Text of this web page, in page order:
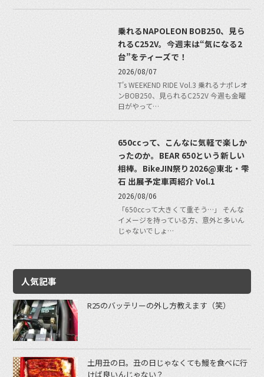
乗れるNAPOLEON BOB250、見ら
れるC252V。今週末は“気になる2
台”をティーズで！
2026/08/07
T's WEEKEND RIDE Vol.3 乗れるナポレオ
ンBOB250、見られるC252V 今週も金曜
日がやって…
650ccって、こんなに気軽で楽しか
ったのか。BEAR 650という新しい
相棒。BikeJIN祭り2026@東北・雫
石 出展予定車両紹介 Vol.1
2026/08/06
「650ccって大きくて重そう…」 そんな
イメージを持っている方、意外と多いん
じゃないでしょ…
人気記事
R25のバッテリーの外し方教えます（笑）
土用丑の日。丑の日じゃなくても鰻を食べに行
けば良いんじゃない？